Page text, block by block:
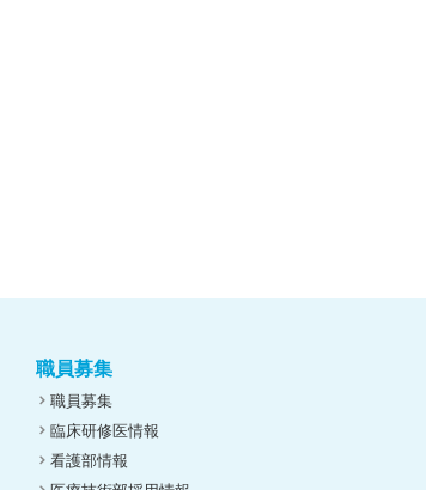
職員募集
職員募集
臨床研修医情報
看護部情報